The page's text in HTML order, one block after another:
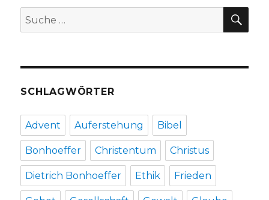
Christoph
Welver
Suche
nach:
SCHLAGWÖRTER
Advent Auferstehung Bibel
Bonhoeffer Christentum Christus
Dietrich Bonhoeffer Ethik Frieden